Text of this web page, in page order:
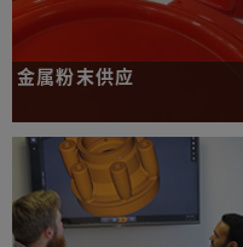
金属粉末供应
用于增材制造的高质量金属粉末。
了解更多